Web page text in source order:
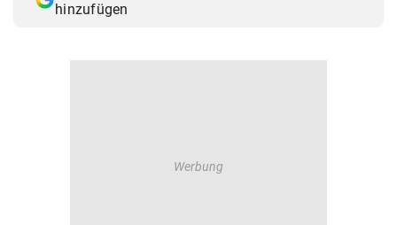
hinzufügen